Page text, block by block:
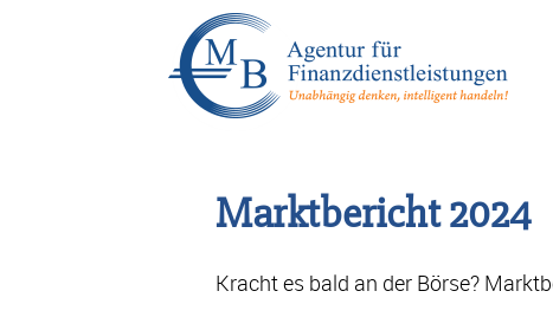
Marktbericht 2024
Kracht es bald an der Börse?